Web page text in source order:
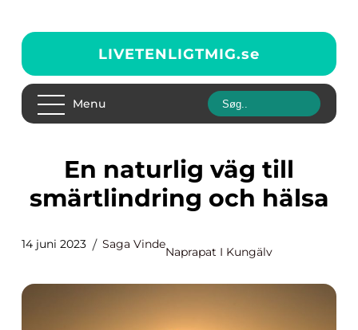
LIVETENLIGTMIG.se
Menu
En naturlig väg till
smärtlindring och hälsa
14 juni 2023 Saga Vinde
Naprapat I Kungälv